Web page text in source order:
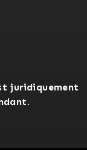
juridiquement